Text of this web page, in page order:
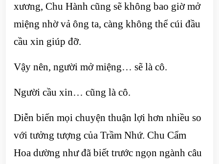
xương, Chu Hành cũng sẽ không bao giờ mở
miệng nhờ vả ông ta, càng không thể cúi đầu
cầu xin giúp đỡ.
Vậy nên, người mở miệng… sẽ là cô.
Người cầu xin… cũng là cô.
Diễn biến mọi chuyện thuận lợi hơn nhiều so
với tưởng tượng của Trầm Nhứ. Chu Cẩm
Hoa dường như đã biết trước ngọn ngành câu